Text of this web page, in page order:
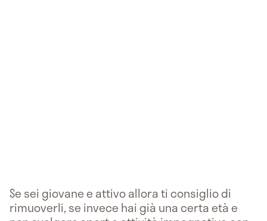
Se sei giovane e attivo allora ti consiglio di
rimuoverli, se invece hai già una certa età e